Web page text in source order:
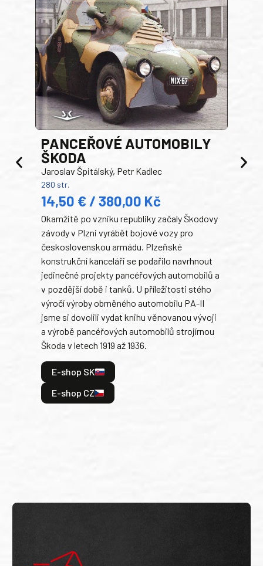
PANCEŘOVÉ AUTOMOBILY
ŠKODA
Jaroslav Špitálský, Petr Kadlec
280 str.
14,50 € / 380,00 Kč
Okamžitě po vzniku republiky začaly Škodovy
závody v Plzni vyrábět bojové vozy pro
československou armádu. Plzeňské
konstrukční kanceláři se podařilo navrhnout
jedinečné projekty pancéřových automobilů a
v pozdější době i tanků. U příležitosti stého
výročí výroby obrněného automobilu PA-II
jsme si dovolili vydat knihu věnovanou vývoji
a výrobě pancéřových automobilů strojírnou
Škoda v letech 1919 až 1936.
E-shop SK
E-shop CZ